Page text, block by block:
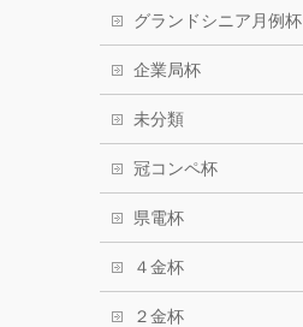
グランドシニア月例杯
企業局杯
未分類
冠コンペ杯
県電杯
４金杯
２金杯